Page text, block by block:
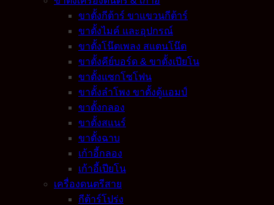
ขาตั้งกีต้าร์ ขาแขวนกีต้าร์
ขาตั้งไมค์ และอุปกรณ์
ขาตั้งโน๊ตเพลง สแตนโน๊ต
ขาตั้งคีย์บอร์ด & ขาตั้งเปียโน
ขาตั้งแซกโซโฟน
ขาตั้งลำโพง ขาตั้งตู้แอมป์
ขาตั้งกลอง
ขาตั้งสแนร์
ขาตั้งฉาบ
เก้าอี้กลอง
เก้าอี้เปียโน
เครื่องดนตรีสาย
กีต้าร์โปร่ง